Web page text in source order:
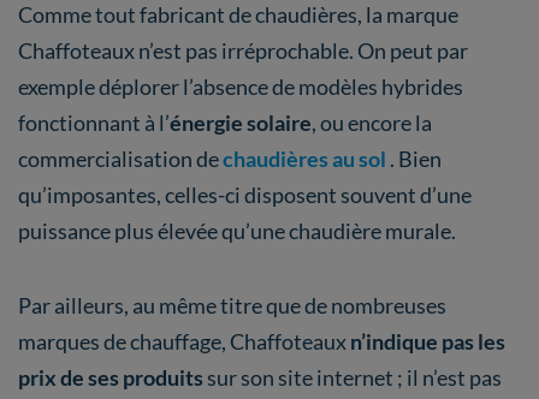
Comme tout fabricant de chaudières, la marque
Chaffoteaux n’est pas irréprochable. On peut par
exemple déplorer l’absence de modèles hybrides
fonctionnant à l’énergie solaire, ou encore la
commercialisation dechaudières au sol . Bien
qu’imposantes, celles-ci disposent souvent d’une
puissance plus élevée qu’une chaudière murale.
Par ailleurs, au même titre que de nombreuses
marques de chauffage, Chaffoteauxn’indique pas les
prix de ses produits sur son site internet ; il n’est pas